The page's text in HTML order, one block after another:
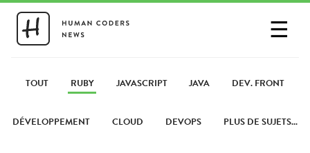
☰
PARTAGER UN LIEN
TOUT RUBY JAVASCRIPT JAVA DEV. FRONT
DÉVELOPPEMENT CLOUD DEVOPS PLUS DE SUJETS...